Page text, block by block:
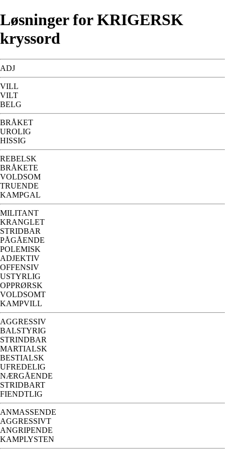
Løsninger for KRIGERSK
kryssord
ADJ
VILL
VILT
BELG
BRÅKET
UROLIG
HISSIG
REBELSK
BRÅKETE
VOLDSOM
TRUENDE
KAMPGAL
MILITANT
KRANGLET
STRIDBAR
PÅGÅENDE
POLEMISK
ADJEKTIV
OFFENSIV
USTYRLIG
OPPRØRSK
VOLDSOMT
KAMPVILL
AGGRESSIV
BALSTYRIG
STRINDBAR
MARTIALSK
BESTIALSK
UFREDELIG
NÆRGÅENDE
STRIDBART
FIENDTLIG
ANMASSENDE
AGGRESSIVT
ANGRIPENDE
KAMPLYSTEN